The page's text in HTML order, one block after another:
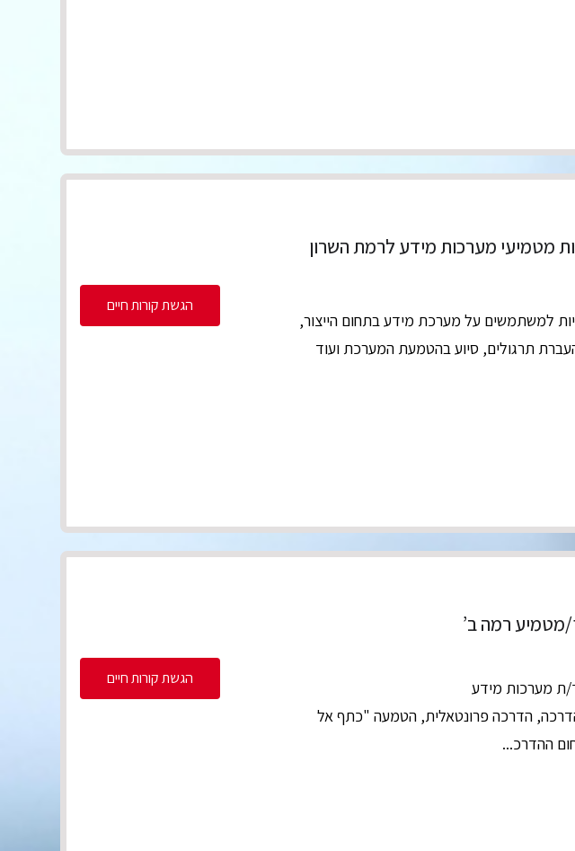
מטמיעי מערכות מידע לרמת השרון
למשתמשים על מערכת מידע בתחום הייצור,
תרגולים, סיוע בהטמעת המערכת ועוד
הגשת קורות חיים
מטמיע רמה ב’
ת מערכות מידע
הדרכה פרונטאלית, הטמעה "כתף אל
ההדרכ...
הגשת קורות חיים